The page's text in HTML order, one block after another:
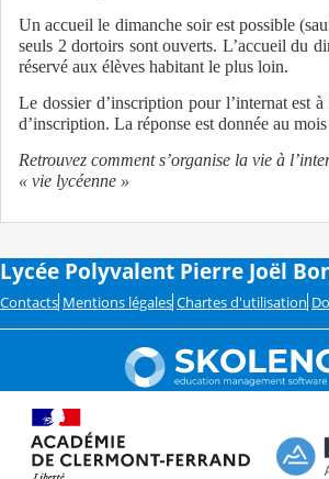
Un accueil le dimanche soir est possible
seuls 2 dortoirs sont ouverts. L’accueil du
réservé aux élèves habitant le plus loin.
Le dossier d’inscription pour l’internat est
d’inscription. La réponse est donnée au
Retrouvez comment s’organise la vie à
« vie lycéenne »
Lycée Polyvalent Pierre Joël
Contacts Mentions légales Chartes d'utilisation